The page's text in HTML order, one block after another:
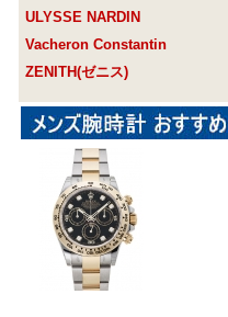
ULYSSE NARDIN
Vacheron Constantin
ZENITH(ゼニス)